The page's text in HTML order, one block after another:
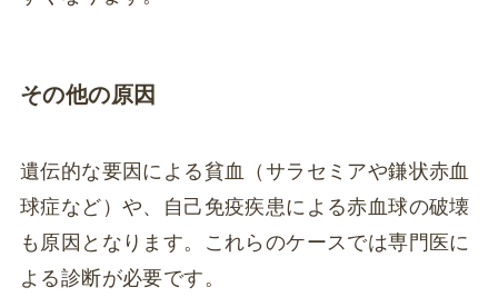
その他の原因
遺伝的な要因による貧血（サラセミアや鎌状赤血
球症など）や、自己免疫疾患による赤血球の破壊
も原因となります。これらのケースでは専門医に
よる診断が必要です。